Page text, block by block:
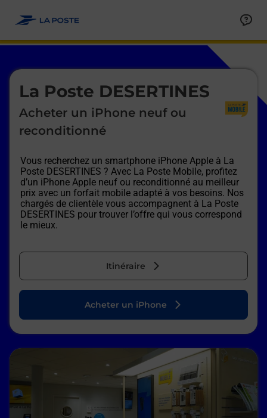
La Poste DESERTINES
Acheter un iPhone neuf ou
reconditionné
Vous recherchez un smartphone iPhone Apple à La
Poste DESERTINES ? Avec La Poste Mobile, profitez
d’un iPhone Apple neuf ou reconditionné au meilleur
prix avec un forfait mobile adapté à vos besoins. Nos
chargés de clientèle vous accompagnent à La Poste
DESERTINES pour trouver l’offre qui vous correspond
le mieux.
Itinéraire
Le lien s'ouvre dans un nouvel onglet
Acheter un iPhone